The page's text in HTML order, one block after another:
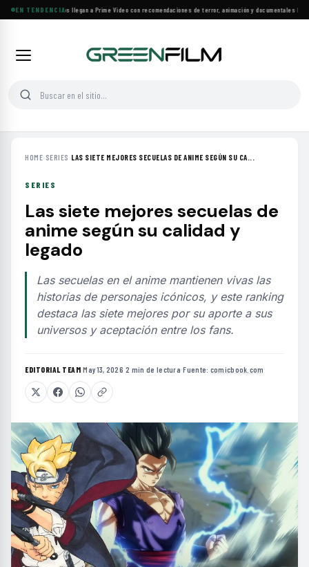
EN TENDENCIA
Más de 160 estrenos llegan a Prime Video con recomendaciones de terror, animación y documentales·Las
HOME› SERIES ›LAS SIETE MEJORES SECUELAS DE ANIME SEGÚN SU CA...
SERIES
Las siete mejores secuelas de
anime según su calidad y
legado
Las secuelas en el anime mantienen vivas las
historias de personajes icónicos, y este ranking
destaca las siete mejores por su aporte a sus
universos y aceptación entre los fans.
EDITORIAL TEAM·May 13, 2026·2 min de lectura·Fuente: comicbook.com